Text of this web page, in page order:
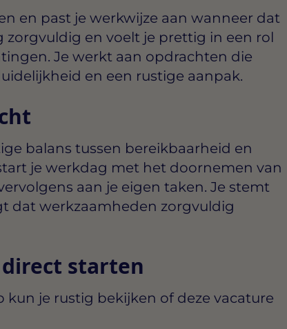
en past je werkwijze aan wanneer dat
zorgvuldig en voelt je prettig in een rol
Je werkt aan opdrachten die
en een rustige aanpak.
balans tussen bereikbaarheid en
je werkdag met het doornemen van
aan je eigen taken. Je stemt
dat werkzaamheden zorgvuldig
starten
kun je rustig bekijken of deze vacature